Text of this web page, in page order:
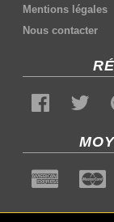
Mentions légales
Nous contacter